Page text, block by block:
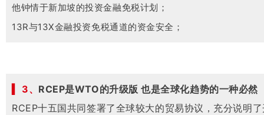
他钟情于新加坡的投资金融免税计划；
13R与13X金融投资免税通道的资金安全；
▍ 3、 RCEP是WTO的升级版 也是全球化趋势的一种必然
RCEP十五国共同签署了全球较大的贸易协议，充分说明